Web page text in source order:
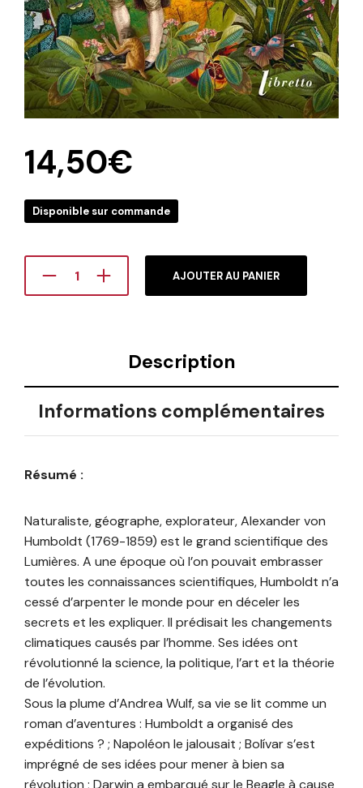
14,50€
Disponible sur commande
AJOUTER AU PANIER
Description
Informations complémentaires
Résumé :
Naturaliste, géographe, explorateur, Alexander von
Humboldt (1769-1859) est le grand scientifique des
Lumières. A une époque où l’on pouvait embrasser
toutes les connaissances scientifiques, Humboldt n’a
cessé d’arpenter le monde pour en déceler les
secrets et les expliquer. Il prédisait les changements
climatiques causés par l’homme. Ses idées ont
révolutionné la science, la politique, l’art et la théorie
de l’évolution.
Sous la plume d’Andrea Wulf, sa vie se lit comme un
roman d’aventures : Humboldt a organisé des
expéditions ? ; Napoléon le jalousait ; Bolívar s’est
imprégné de ses idées pour mener à bien sa